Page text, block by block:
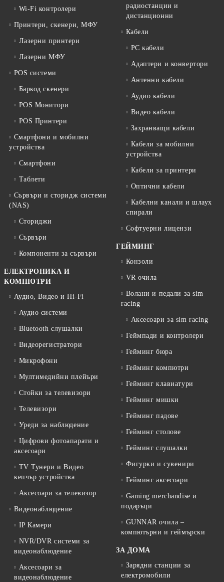
Wi-Fi контролери
Принтери, скенери, МФУ
Лазерни принтери
Лазерни МФУ
POS системи
Баркод скенери
POS Монитори
POS Принтери
Смартфони и мобилни
устройства
Смартфони
Таблети
Сървъри и сторидж системи
(NAS)
Сториджи
Сървъри
Компоненти за сървъри
ЕЛЕКТРОНИКА И
КОМПЮТРИ
Аудио, Видео и Hi-Fi
Аудио системи
Bluetooth слушалки
Видеорегистратори
Микрофони
Мултимедийни плейъри
Стойки за телевизори
Телевизори
Уреди за наблюдение
Цифрови фотоапарати и
аксесоари
TV Тунери и Видео
кепчър устройства
Аксесоари за телевизор
Видеонаблюдение
IP Камери
NVR/DVR системи за
видеонаблюдение
Аксесоари за
видеонаблюдение
радиостанции и
дистанционни
Кабели
PC кабели
Адаптери и конвертори
Антенни кабели
Аудио кабели
Видео кабели
Захранващи кабели
Кабели за мобилни
устройства
Кабели за принтери
Оптични кабели
Кабелни канали и шлаух
спирали
Софтуерни лицензи
ГЕЙМИНГ
Конзоли
VR очила
Волани и педали за sim
racing
Аксесоари за sim racing
Геймпади и контролери
Гейминг бюра
Гейминг компютри
Гейминг клавиатури
Гейминг мишки
Гейминг падове
Гейминг столове
Гейминг слушалки
Фигурки и сувенири
Гейминг аксесоари
Gaming merchandise и
подаръци
GUNNAR очила –
компютърни и геймърски
ЗА ДОМА
Зарядни станции за
електромобили